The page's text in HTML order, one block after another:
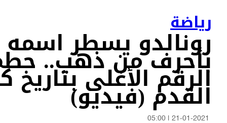
رياضة
رونالدو يسطر اسمه
بأحرف من ذهب..
الرقم الأغلى بتاريخ
القدم (فيديو)
21-01-2021
|
05:00